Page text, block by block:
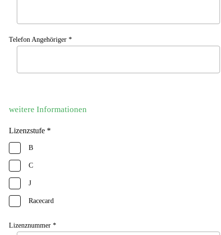
Telefon Angehöriger *
weitere Informationen
Lizenzstufe *
B
C
J
Racecard
Lizenznummer *